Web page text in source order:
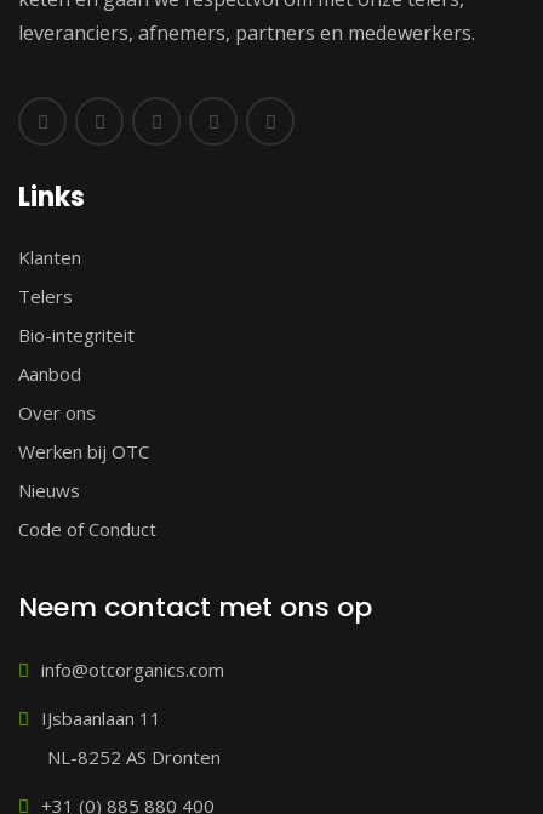
leveranciers, afnemers, partners en medewerkers.
Links
Klanten
Telers
Bio-integriteit
Aanbod
Over ons
Werken bij OTC
Nieuws
Code of Conduct
Neem contact met ons op
info@otcorganics.com
IJsbaanlaan 11
NL-8252 AS Dronten
+31 (0) 885 880 400